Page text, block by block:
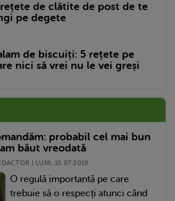
de clătite de post de te
pe degete
de biscuiți: 5 rețete pe
nici să vrei nu le vei greși
probabil cel mai bun
băut vreodată
| LUNI, 15.07.2019
O regulă importantă pe care
trebuie să o respecți atunci când